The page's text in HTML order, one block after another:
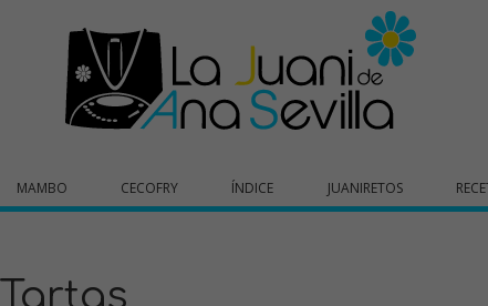
MAMBO CECOFRY ÍNDICE JUANIRETOS
Tartas